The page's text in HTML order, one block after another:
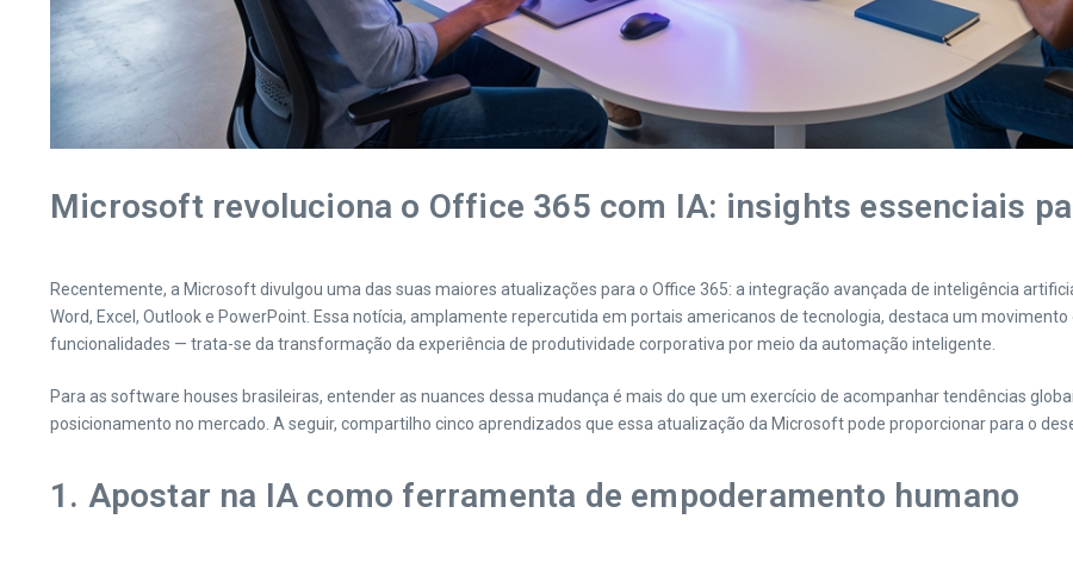
Microsoft revoluciona o Office 365 com IA: insights essenciais
Recentemente, a Microsoft divulgou uma das suas maiores atualizações para o Office 365: a integração avançada de inteligência
Word, Excel, Outlook e PowerPoint. Essa notícia, amplamente repercutida em portais americanos de tecnologia, destaca um
funcionalidades — trata-se da transformação da experiência de produtividade corporativa por meio da automação inteligente.
Para as software houses brasileiras, entender as nuances dessa mudança é mais do que um exercício de acompanhar tendências
posicionamento no mercado. A seguir, compartilho cinco aprendizados que essa atualização da Microsoft pode proporcionar para o
1. Apostar na IA como ferramenta de empoderamento humano